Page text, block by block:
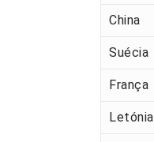
China
Suécia
França
Letónia